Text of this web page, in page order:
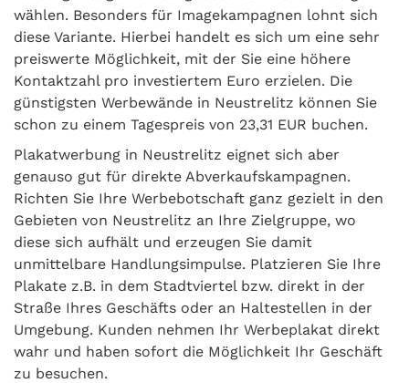
wählen. Besonders für Imagekampagnen lohnt sich
diese Variante. Hierbei handelt es sich um eine sehr
preiswerte Möglichkeit, mit der Sie eine höhere
Kontaktzahl pro investiertem Euro erzielen. Die
günstigsten Werbewände in Neustrelitz können Sie
schon zu einem Tagespreis von 23,31 EUR buchen.
Plakatwerbung in Neustrelitz eignet sich aber
genauso gut für direkte Abverkaufskampagnen.
Richten Sie Ihre Werbebotschaft ganz gezielt in den
Gebieten von Neustrelitz an Ihre Zielgruppe, wo
diese sich aufhält und erzeugen Sie damit
unmittelbare Handlungsimpulse. Platzieren Sie Ihre
Plakate z.B. in dem Stadtviertel bzw. direkt in der
Straße Ihres Geschäfts oder an Haltestellen in der
Umgebung. Kunden nehmen Ihr Werbeplakat direkt
wahr und haben sofort die Möglichkeit Ihr Geschäft
zu besuchen.